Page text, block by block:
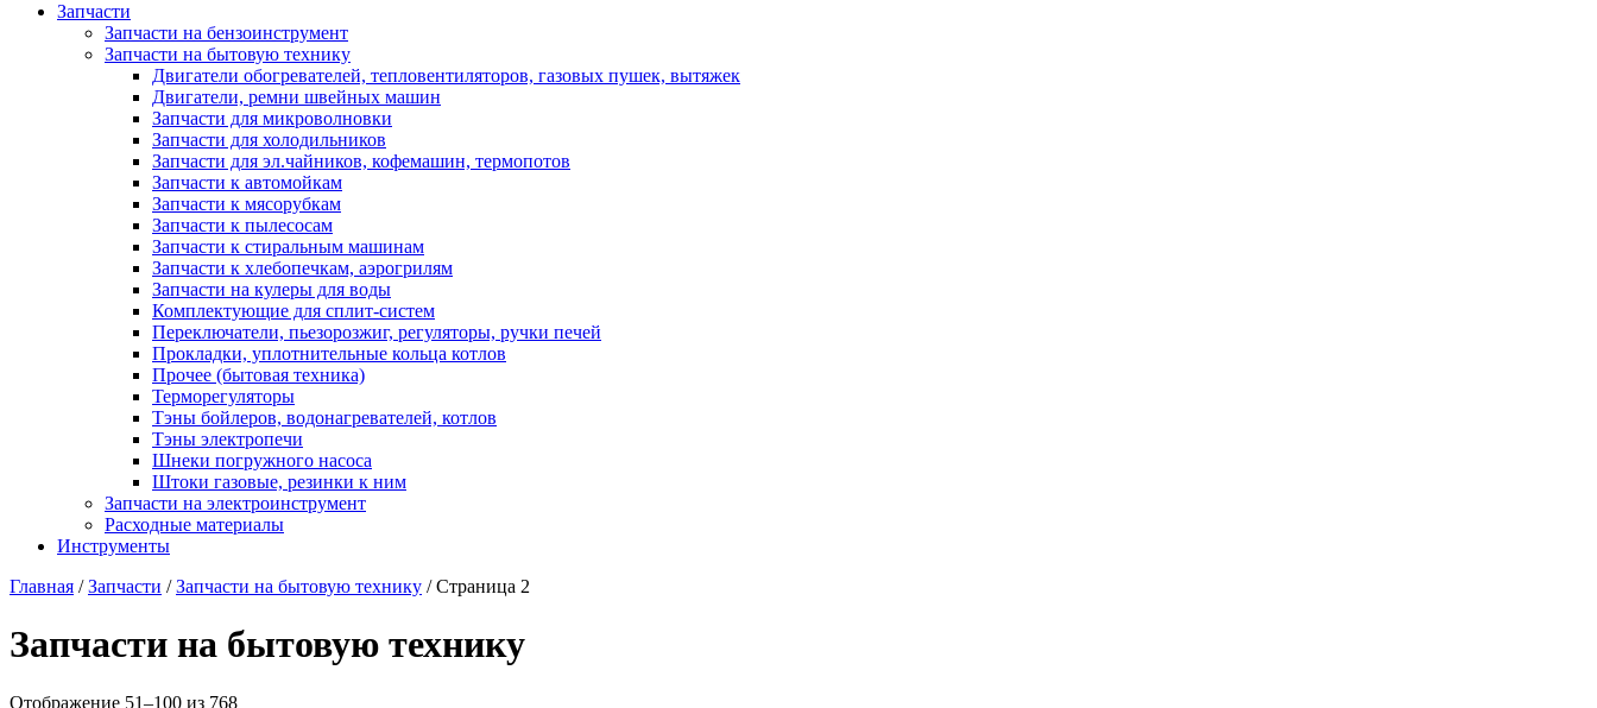
Запчасти
Запчасти на бензоинструмент
Запчасти на бытовую технику
Двигатели обогревателей, тепловентиляторов, газовых пушек, вытяжек
Двигатели, ремни швейных машин
Запчасти для микроволновки
Запчасти для холодильников
Запчасти для эл.чайников, кофемашин, термопотов
Запчасти к автомойкам
Запчасти к мясорубкам
Запчасти к пылесосам
Запчасти к стиральным машинам
Запчасти к хлебопечкам, аэрогрилям
Запчасти на кулеры для воды
Комплектующие для сплит-систем
Переключатели, пьезорозжиг, регуляторы, ручки печей
Прокладки, уплотнительные кольца котлов
Прочее (бытовая техника)
Терморегуляторы
Тэны бойлеров, водонагревателей, котлов
Тэны электропечи
Шнеки погружного насоса
Штоки газовые, резинки к ним
Запчасти на электроинструмент
Расходные материалы
Инструменты
Главная /Запчасти /Запчасти на бытовую технику / Страница 2
Запчасти на бытовую технику
Отображение 51–100 из 768